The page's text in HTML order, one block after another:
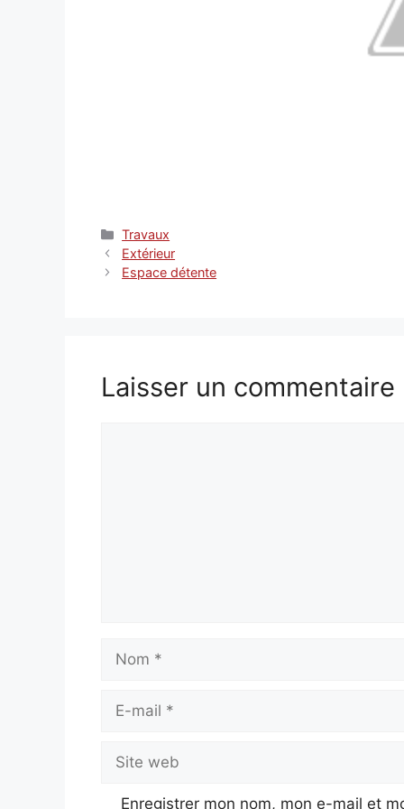
Catégories
Travaux
Extérieur
Espace détente
Laisser un commentaire
Nom
Site
web
Enregistrer mon nom, mon e-mail et